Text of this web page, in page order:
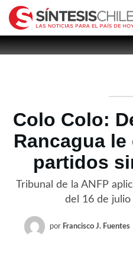
Colo Colo:
Rancagua
partidos
Tribunal de la ANFP
del 16 de julio
por Francisco J. Fuentes